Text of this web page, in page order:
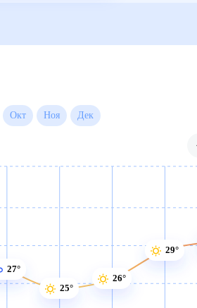
Сен Окт Ноя
27°
25°
26°
29°